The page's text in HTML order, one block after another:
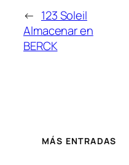
← 123 Soleil
Almacenar en
BERCK
MÁS ENTRADAS